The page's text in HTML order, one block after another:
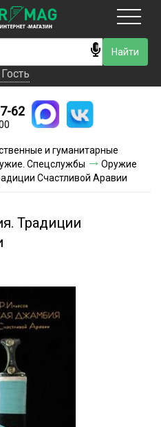
Гость
доставки
оплаты
62
и гуманитарные
Спецслужбы
Оружие
Счастливой Аравии
Традиции